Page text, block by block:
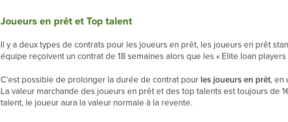
Joueurs en prêt et Top talent
Il y a deux types de contrats pour les joueurs en prêt, les joueurs en prêt
équipe reçoivent un contrat de 18 semaines alors que les « Elite loan
C’est possible de prolonger la durée de contrat pour les joueurs en prêt, en
La valeur marchande des joueurs en prêt et des top talents est toujours de
talent, le joueur aura la valeur normale à la revente.